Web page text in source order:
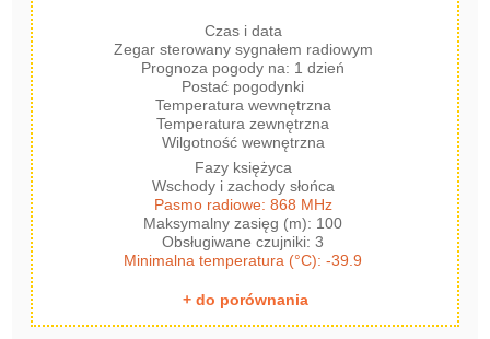
Czas i data
Zegar sterowany sygnałem radiowym
Prognoza pogody na: 1 dzień
Postać pogodynki
Temperatura wewnętrzna
Temperatura zewnętrzna
Wilgotność wewnętrzna
Fazy księżyca
Wschody i zachody słońca
Pasmo radiowe: 868 MHz
Maksymalny zasięg (m): 100
Obsługiwane czujniki: 3
Minimalna temperatura (°C): -39.9
+ do porównania